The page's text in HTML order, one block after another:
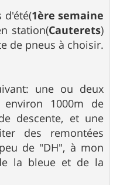
d'été(1ère semaine
station(Cauterets)
de pneus à choisir.
une ou deux
1000m de
descente, et une
des remontées
de "DH", à mon
la bleue et de la